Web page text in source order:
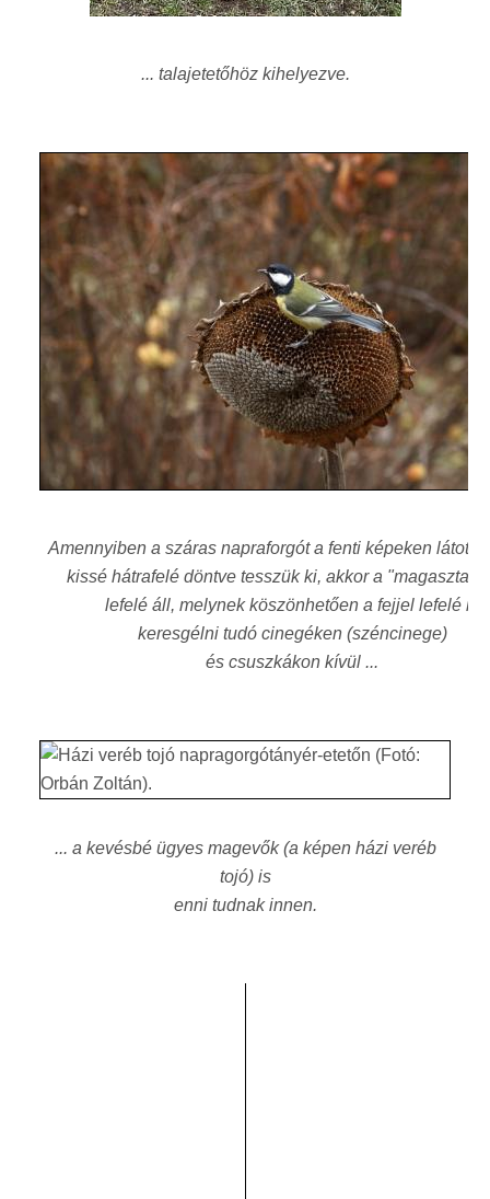
... talajetetőhöz kihelyezve.
Amennyiben a száras napraforgót a fenti képeken látott
kissé hátrafelé döntve tesszük ki, akkor a "magasztal"
lefelé áll, melynek köszönhetően a fejjel lefelé is
keresgélni tudó cinegéken (széncinege)
és csuszkákon kívül ...
... a kevésbé ügyes magevők (a képen házi veréb
tojó) is
enni tudnak innen.